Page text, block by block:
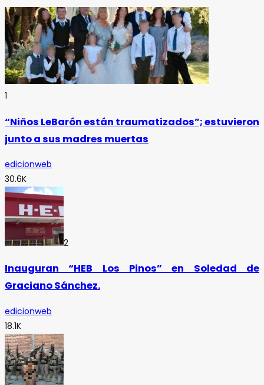
1
“Niños LeBarón están traumatizados”; estuvieron
junto a sus madres muertas
edicionweb
30.6K
2
Inauguran “HEB Los Pinos” en Soledad de
Graciano Sánchez.
edicionweb
18.1K